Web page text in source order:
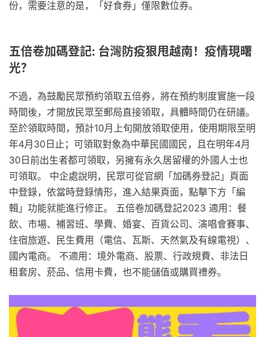
份，需要注意的是，「好食券」僅限數位券。
五倍卷加碼登記: 台灣防疫狠甩越南！疫情現曙
光？
不過，為鼓勵民眾預約領取五倍券，將在預約制度實施一段
時間後，才開放民眾至郵局直接領取，具體時間仍在研議。
至於領取時間，預計10月上旬開放領取使用，使用期限至明
年4月30日止；可領取對象為中華民國國民，且在明年4月
30日前出生者都可領取，另擁有永久居留權的外國人士也
可領取。 中企處說明，民眾可從官網「加碼券登記」頁面
中登錄，依當時登錄情形，進入結果頁面，點擊下方「編
輯」功能就能進行修正。 五倍卷加碼登記2023 適用：餐
飲、市場、補習班、學費、婚宴、百貨公司、演唱會賽事、
住宿旅遊、民生費用（電信、瓦斯、天然氣及有線電視）、
國內電商。 不適用：境外電商、股票、行政規費、非法日
租套房、菸品、信用卡費，也不能儲值或購買禮券。